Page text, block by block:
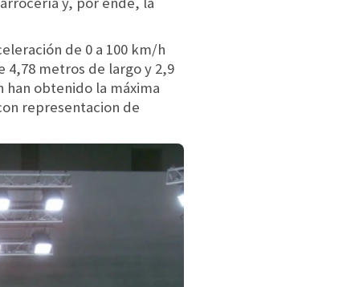
de 0 a 100 km/h
4,78 metros de largo y 2,9
han obtenido la máxima
representacion de